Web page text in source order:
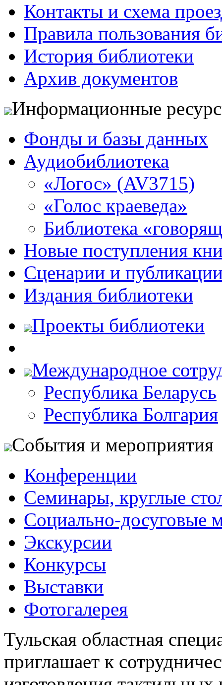
Контакты и схема
Правила пользования
История библиотеки
Архив документов
Информационные
Фонды и базы данных
Аудиобиблиотека
«Логос» (AV3715)
«Голос краеведа»
Библиотека
Новые поступления
Сценарии и
Издания библиотеки
Проекты библиотеки
Международное
Республика Беларусь
Республика Болгария
События и мероприятия
Конференции
Семинары, круглые
Социально-досуговые
Экскурсии
Конкурсы
Выставки
Фотогалерея
Тульская областная
приглашает к